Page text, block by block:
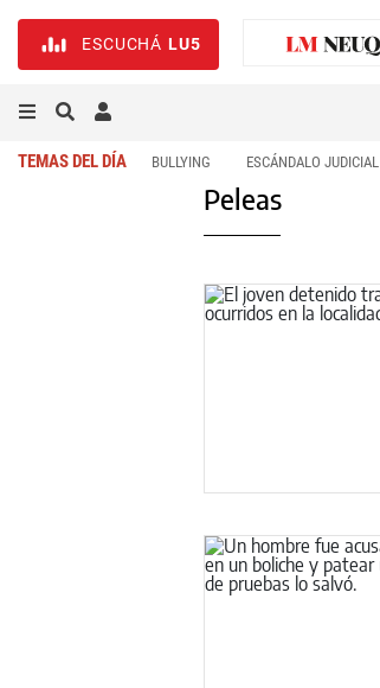
ESCUCHÁ LU5
TEMAS DEL DÍA BULLYING ESCÁNDALO JUDICIAL
Peleas